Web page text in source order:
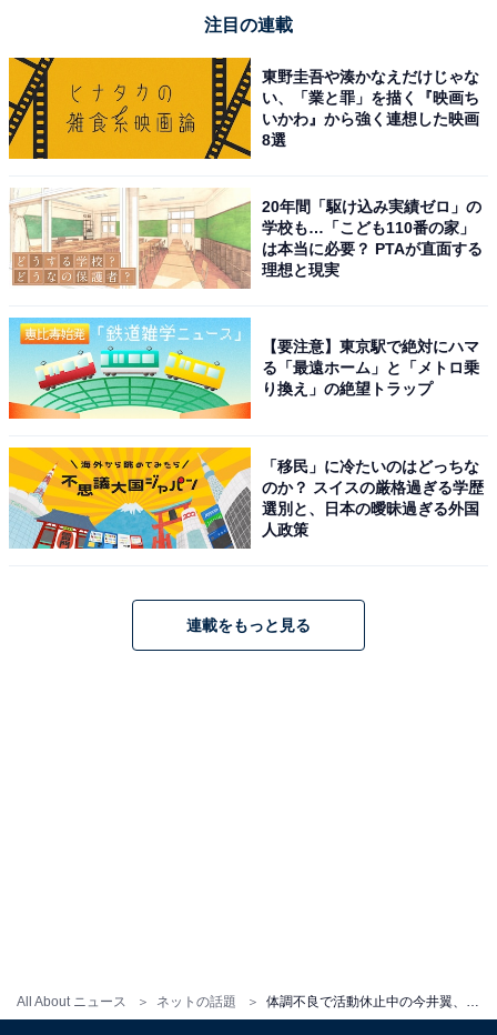
All About ニュース ネットの話題 体調不良で活動休止中の今井翼、滝沢秀明と「久しぶりに電話で話して」幼少期ツーショット公開！
注目の連載
東野圭吾や湊かなえだけじゃな
い、「業と罪」を描く『映画ち
いかわ』から強く連想した映画
8選
20年間「駆け込み実績ゼロ」の
学校も…「こども110番の家」
は本当に必要？ PTAが直面する
理想と現実
【要注意】東京駅で絶対にハマ
る「最遠ホーム」と「メトロ乗
り換え」の絶望トラップ
「移民」に冷たいのはどっちな
のか？ スイスの厳格過ぎる学歴
選別と、日本の曖昧過ぎる外国
人政策
連載をもっと見る